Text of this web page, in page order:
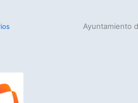
Ayuntamiento